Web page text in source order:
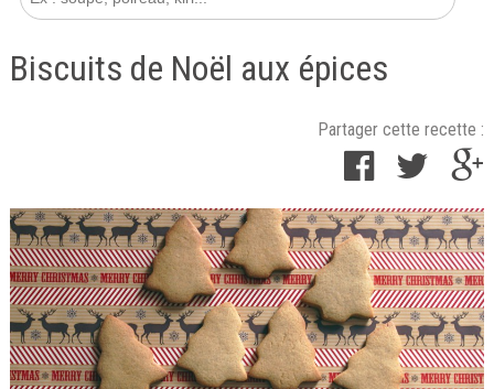
Biscuits de Noël aux épices
Partager cette recette :